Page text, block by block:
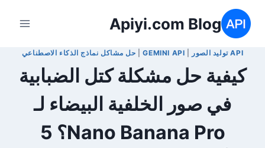
التجاوز
المحتوى
Apiyi.com Blog
API توليد الصور GEMINI API
| حل مشاكل نماذج الذكاء الاصطناعي
كيفية حل مشكلة كتل الضبابية
في صور الخلفية البيضاء لـ
Nano Banana Pro؟ 5